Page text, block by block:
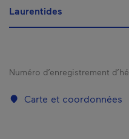
Laurentides
Numéro d’enregistrement
Carte et coordonnées